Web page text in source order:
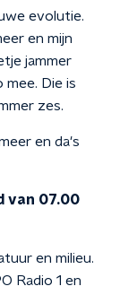
evolutie.
en mijn
jammer
mee. Die is
zes.
en da's
van 07.00
en milieu.
Radio 1 en